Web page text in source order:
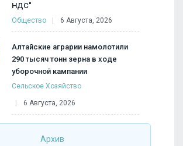
НДС"
Общество 6 Августа, 2026
Алтайские аграрии намолотили
290 тысяч тонн зерна в ходе
уборочной кампании
Сельское Хозяйство
6 Августа, 2026
Архив